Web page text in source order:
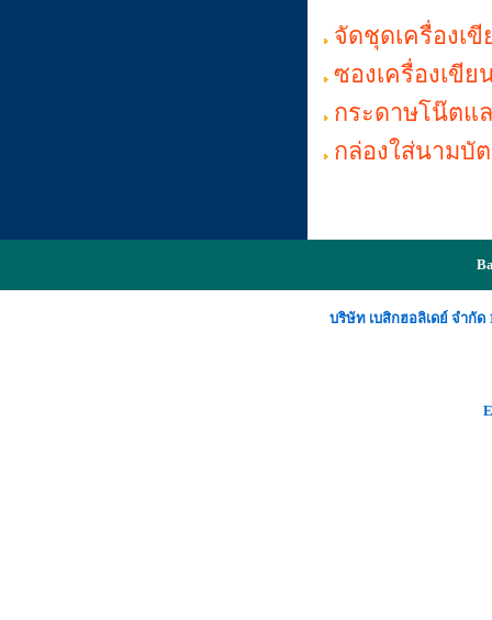
จัดชุดเครื่องเขี
ซองเครื่องเขีย
กระดาษโน๊ตแ
กล่องใส่นามบั
บริษัท เบสิกฮอลิเดย์ จำกั